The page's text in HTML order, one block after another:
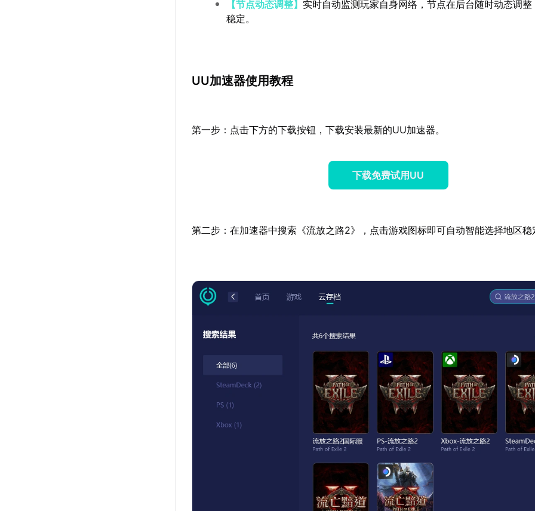
【节点动态调整】 实时自动监测玩家自身网络，节点在后台随时动态调
稳定。
UU加速器使用教程
第一步：点击下方的下载按钮，下载安装最新的UU加速器。
下载免费试用UU
第二步：在加速器中搜索《流放之路2》，点击游戏图标即可自动智能选择地区稳